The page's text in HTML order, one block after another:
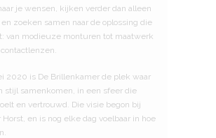
je wensen, kijken verder dan alleen
zoeken samen naar de oplossing die
van modieuze monturen tot maatwerk
2020 is De Brillenkamer de plek waar
stijl samenkomen, in een sfeer die
en vertrouwd. Die visie begon bij
en is nog elke dag voelbaar in hoe